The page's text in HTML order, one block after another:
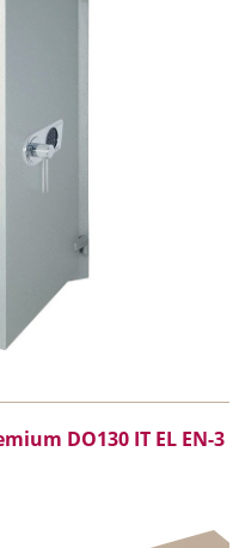
DO130 IT EL EN-3